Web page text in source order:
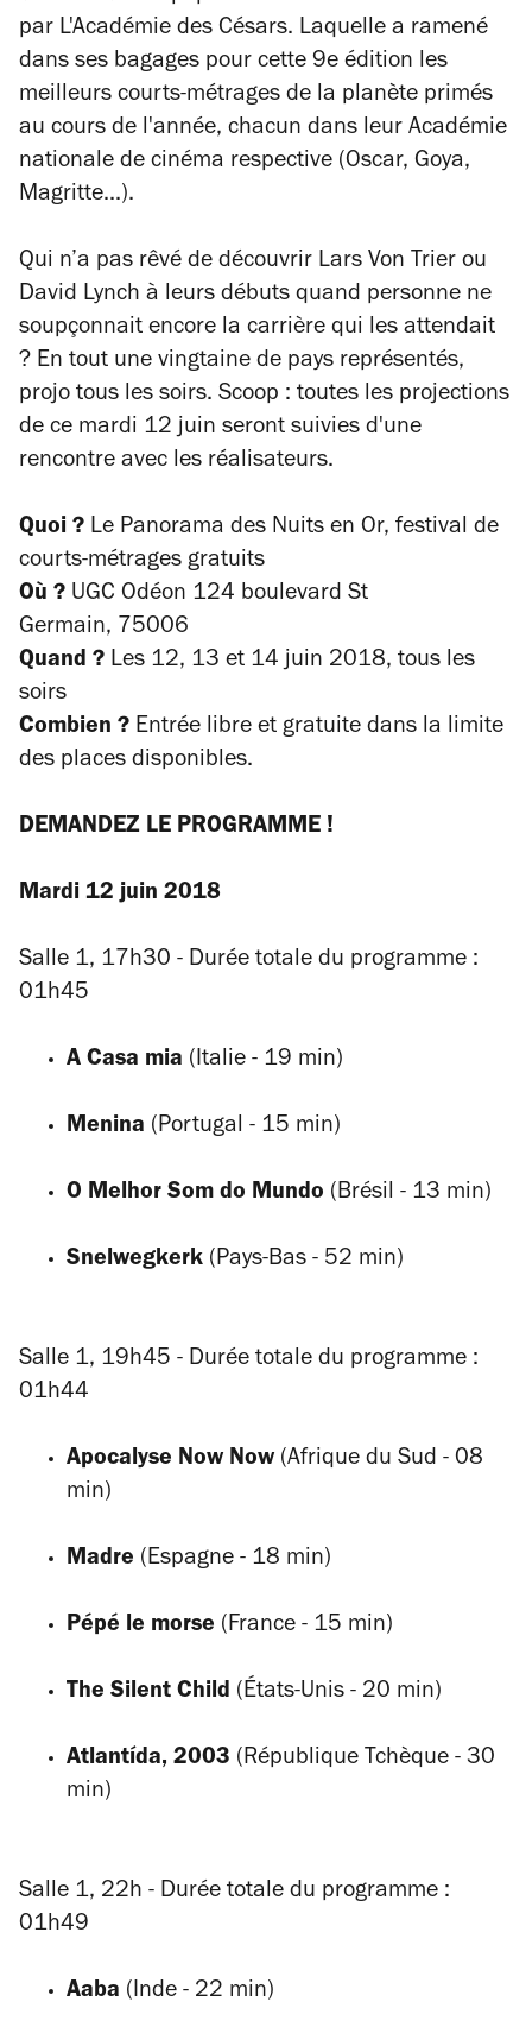
par L'Académie des Césars. Laquelle a ramené
dans ses bagages pour cette 9e édition les
meilleurs courts-métrages de la planète primés
au cours de l'année, chacun dans leur Académie
nationale de cinéma respective (Oscar, Goya,
Magritte...).
Qui n’a pas rêvé de découvrir Lars Von Trier ou
David Lynch à leurs débuts quand personne ne
soupçonnait encore la carrière qui les attendait
? En tout une vingtaine de pays représentés,
projo tous les soirs. Scoop : toutes les projections
de ce mardi 12 juin seront suivies d'une
rencontre avec les réalisateurs.
Quoi ? Le Panorama des Nuits en Or, festival de
courts-métrages gratuits
Où ? UGC Odéon 124 boulevard St
Germain, 75006
Quand ? Les 12, 13 et 14 juin 2018, tous les
soirs
Combien ? Entrée libre et gratuite dans la limite
des places disponibles.
DEMANDEZ LE PROGRAMME !
Mardi 12 juin 2018
Salle 1, 17h30 - Durée totale du programme :
01h45
A Casa mia (Italie - 19 min)
Menina (Portugal - 15 min)
O Melhor Som do Mundo (Brésil - 13 min)
Snelwegkerk (Pays-Bas - 52 min)
Salle 1, 19h45 - Durée totale du programme :
01h44
Apocalyse Now Now (Afrique du Sud - 08
min)
Madre (Espagne - 18 min)
Pépé le morse (France - 15 min)
The Silent Child (États-Unis - 20 min)
Atlantída, 2003 (République Tchèque - 30
min)
Salle 1, 22h - Durée totale du programme :
01h49
Aaba (Inde - 22 min)